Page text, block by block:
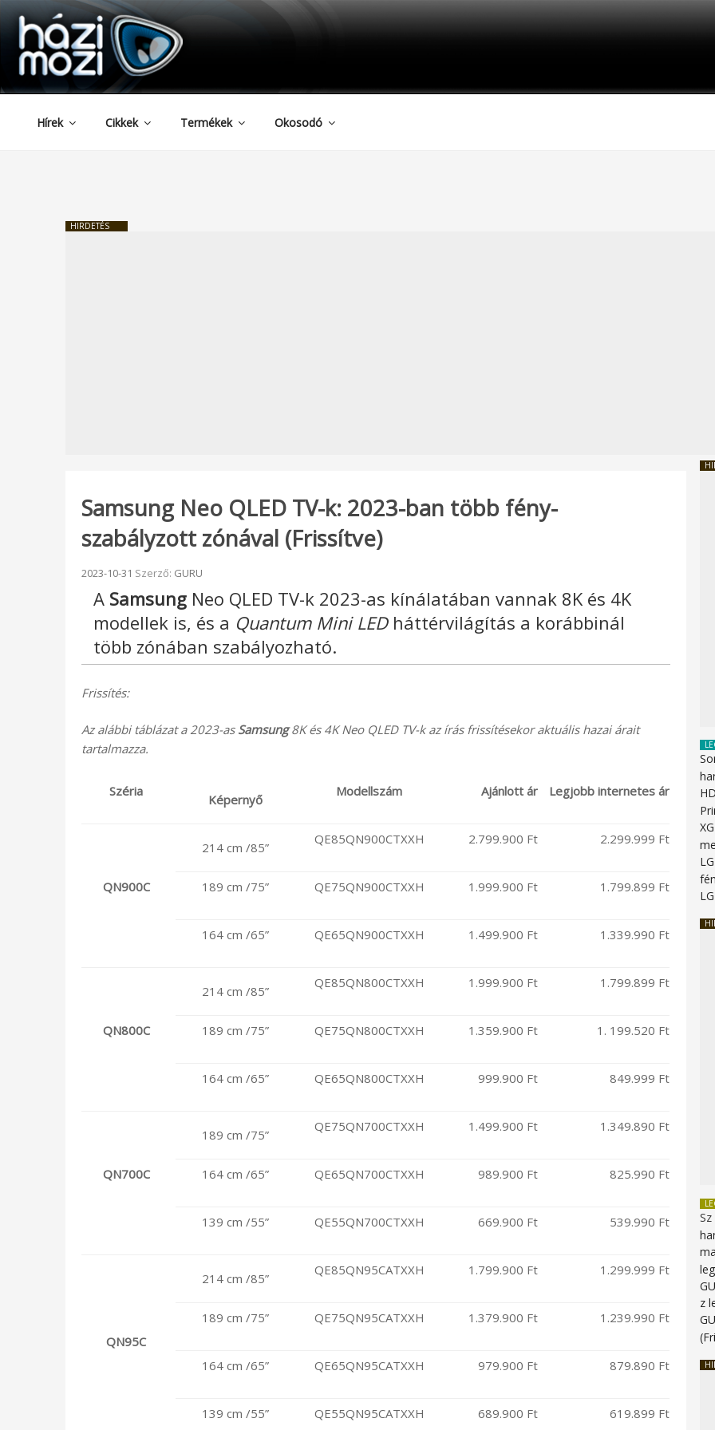
Tartalomhoz
HAZIMOZI
Hírek Cikkek Termékek Okosodó
HIRDETÉS
Samsung Neo QLED TV-k: 2023-ban több fény-
szabályzott zónával (Frissítve)
Beküldve:
2023-10-31 Szerző: GURU
A Samsung Neo QLED TV-k 2023-as kínálatában vannak 8K és 4K
modellek is, és a Quantum Mini LEDháttérvilágítás a korábbinál
több zónában szabályozható.
Frissítés:
Az alábbi táblázat a 2023-as Samsung8K és 4K Neo QLED TV-k az írás frissítésekor aktuális hazai árait
tartalmazza.
Széria
Képernyő
Modellszám Ajánlott ár Legjobb internetes ár
QN900C
214 cm /85”
QE85QN900CTXXH 2.799.900 Ft 2.299.999 Ft
189 cm /75” QE75QN900CTXXH 1.999.900 Ft 1.799.899 Ft
164 cm /65” QE65QN900CTXXH 1.499.900 Ft 1.339.990 Ft
QN800C
214 cm /85”
QE85QN800CTXXH 1.999.900 Ft 1.799.899 Ft
189 cm /75” QE75QN800CTXXH 1.359.900 Ft 1. 199.520 Ft
164 cm /65” QE65QN800CTXXH 999.900 Ft 849.999 Ft
QN700C
189 cm /75”
QE75QN700CTXXH 1.499.900 Ft 1.349.890 Ft
164 cm /65” QE65QN700CTXXH 989.900 Ft 825.990 Ft
139 cm /55” QE55QN700CTXXH 669.900 Ft 539.990 Ft
QN95C
214 cm /85”
QE85QN95CATXXH 1.799.900 Ft 1.299.999 Ft
189 cm /75” QE75QN95CATXXH 1.379.900 Ft 1.239.990 Ft
164 cm /65” QE65QN95CATXXH 979.900 Ft 879.890 Ft
139 cm /55” QE55QN95CATXXH 689.900 Ft 619.899 Ft
z